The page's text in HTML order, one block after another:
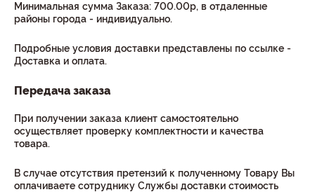
Минимальная сумма Заказа: 700.00р, в отдаленные
районы города - индивидуально.
Подробные условия доставки представлены по ссылке -
Доставка и оплата.
Передача заказа
При получении заказа клиент самостоятельно
осуществляет проверку комплектности и качества
товара.
В случае отсутствия претензий к полученному Товару Вы
оплачиваете сотруднику Службы доставки стоимость